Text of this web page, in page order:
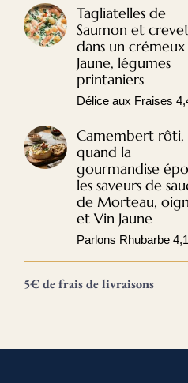
Tagliatelles de
Saumon et
dans un crémeux
Jaune, légumes
printaniers
Délice aux Fraises
Camembert rôti,
quand la
gourmandise
les saveurs de
de Morteau,
et Vin Jaune
Parlons Rhubarbe
5€ de frais de livraisons